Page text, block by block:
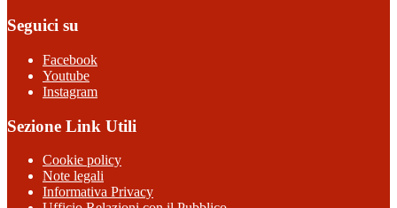
Seguici su
Facebook
Youtube
Instagram
Sezione Link Utili
Cookie policy
Note legali
Informativa Privacy